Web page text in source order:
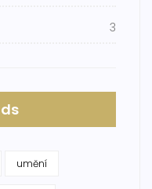
3
umění